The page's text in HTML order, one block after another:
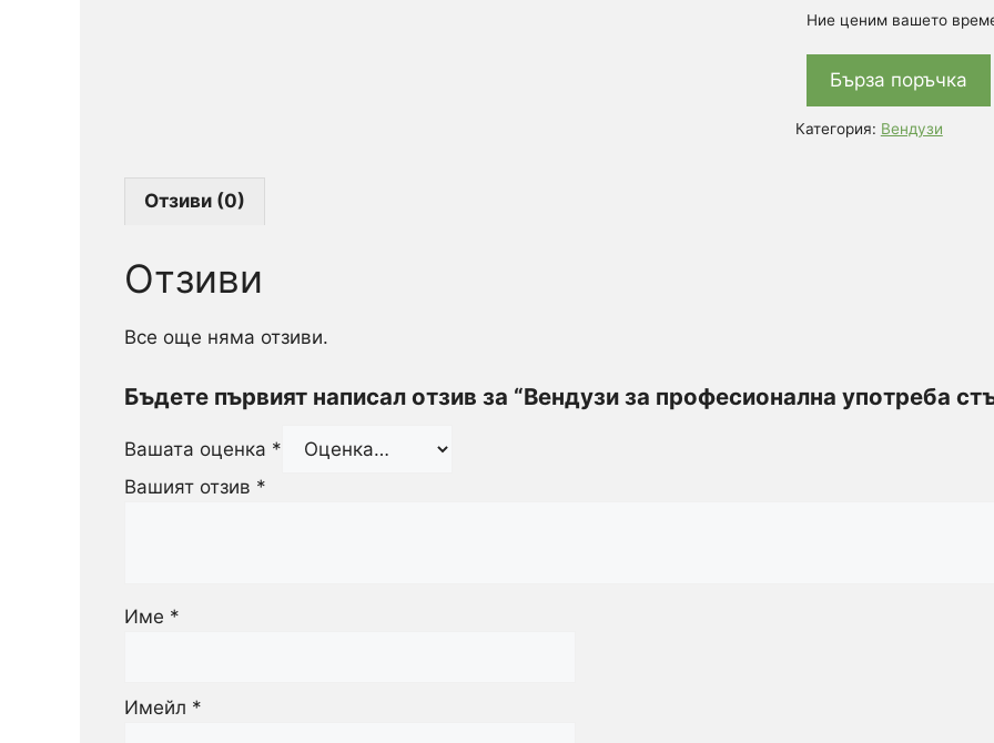
стъклени
А+++
Ние ценим вашето
Бърза поръчка
Категория: Вендузи
Отзиви (0)
Отзиви
Все още няма отзиви.
Бъдете първият написал отзив за “Вендузи за професионална употреба
Вашата оценка *
Вашият отзив *
Име *
Имейл *